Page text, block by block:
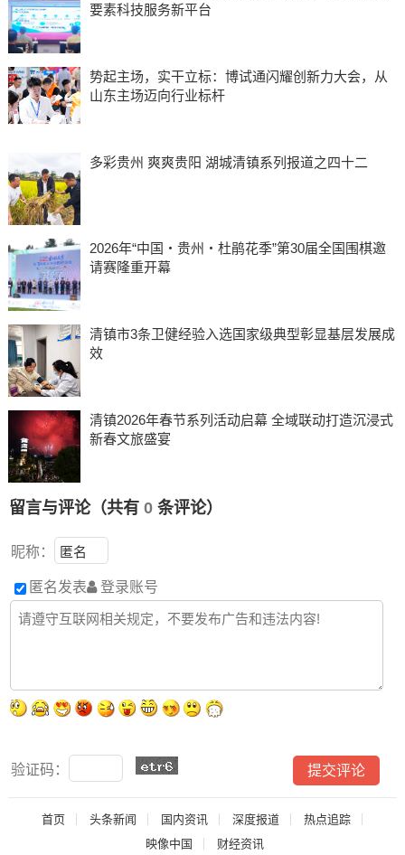
要素科技服务新平台
势起主场，实干立标：博试通闪耀创新力大会，从
山东主场迈向行业标杆
多彩贵州 爽爽贵阳 湖城清镇系列报道之四十二
2026年“中国・贵州・杜鹃花季”第30届全国围棋邀
请赛隆重开幕
清镇市3条卫健经验入选国家级典型彰显基层发展成
效
清镇2026年春节系列活动启幕 全域联动打造沉浸式
新春文旅盛宴
留言与评论（共有 0条评论）
昵称：
匿名发表 登录账号
验证码：
首页 头条新闻 国内资讯 深度报道
热点追踪
映像中国
财经资讯